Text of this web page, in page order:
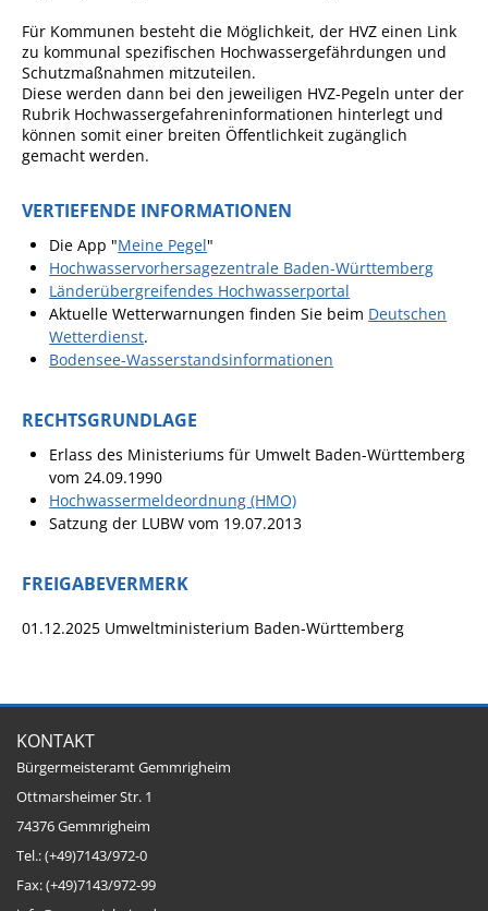
Für Kommunen besteht die Möglichkeit, der HVZ einen Link
zu kommunal spezifischen Hochwassergefährdungen und
Schutzmaßnahmen mitzuteilen.
Diese werden dann bei den jeweiligen HVZ-Pegeln unter der
Rubrik Hochwassergefahreninformationen hinterlegt und
können somit einer breiten Öffentlichkeit zugänglich
gemacht werden.
VERTIEFENDE INFORMATIONEN
Die App "Meine Pegel"
Hochwasservorhersagezentrale Baden-Württemberg
Länderübergreifendes Hochwasserportal
Aktuelle Wetterwarnungen finden Sie beim Deutschen
Wetterdienst.
Bodensee-Wasserstandsinformationen
RECHTSGRUNDLAGE
Erlass des Ministeriums für Umwelt Baden-Württemberg
vom 24.09.1990
Hochwassermeldeordnung (HMO)
Satzung der LUBW vom 19.07.2013
FREIGABEVERMERK
01.12.2025 Umweltministerium Baden-Württemberg
KONTAKT
Bürgermeisteramt Gemmrigheim
Ottmarsheimer Str. 1
74376 Gemmrigheim
Tel.: (+49)7143/972-0
Fax: (+49)7143/972-99